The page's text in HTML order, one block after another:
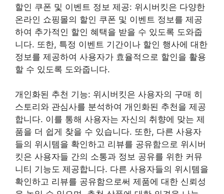
할인 쿠폰 및 이벤트 정보 제공: 위시버킷은 다양한
온라인 쇼핑몰의 할인 쿠폰 및 이벤트 정보를 제공
하여 추가적인 할인 혜택을 받을 수 있도록 도와줍
니다. 또한, 특정 이벤트 기간이나 할인 행사에 대한
정보를 제공하여 사용자가 효율적으로 할인을 활용
할 수 있도록 도와줍니다.
개인화된 추천 기능: 위시버킷은 사용자의 구매 히
스토리와 관심사를 분석하여 개인화된 추천을 제공
합니다. 이를 통해 사용자는 자신의 취향에 맞는 제
품을 더 쉽게 찾을 수 있습니다. 또한, 다른 사용자
들의 위시템을 확인하고 리뷰를 공유함으로 위시버
킷은 사용자들 간의 소통과 정보 공유를 위한 커뮤
니티 기능도 제공합니다. 다른 사용자들의 위시템을
확인하고 리뷰를 공유함으로써 제품에 대한 신뢰성